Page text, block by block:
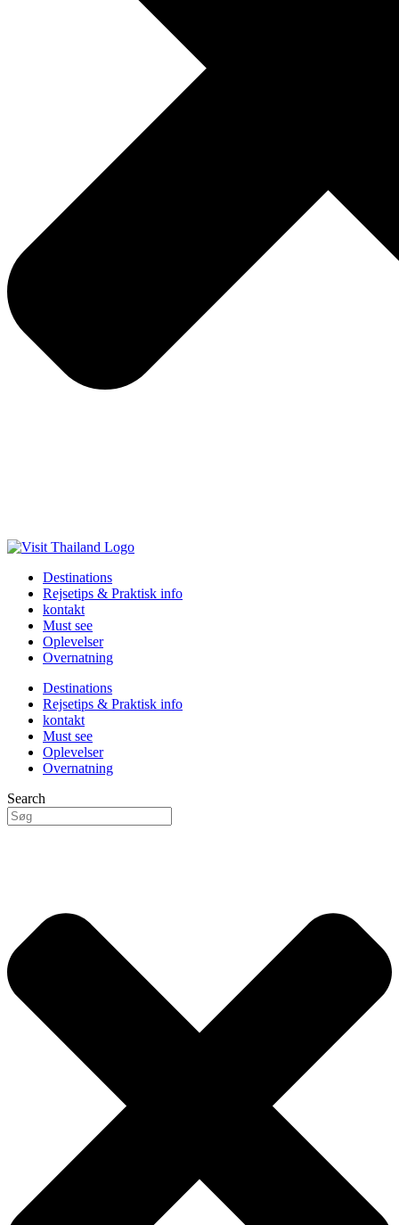
Destinations
Rejsetips & Praktisk info
kontakt
Must see
Oplevelser
Overnatning
Destinations
Rejsetips & Praktisk info
kontakt
Must see
Oplevelser
Overnatning
Search